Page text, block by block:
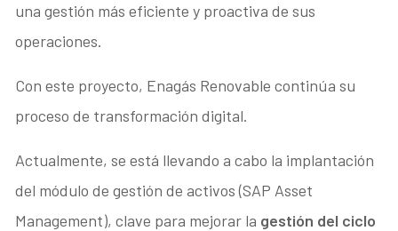
una gestión más eficiente y proactiva de sus
operaciones.
Con este proyecto, Enagás Renovable continúa su
proceso de transformación digital.
Actualmente, se está llevando a cabo la implantación
del módulo de gestión de activos (SAP Asset
Management), clave para mejorar la gestión del ciclo